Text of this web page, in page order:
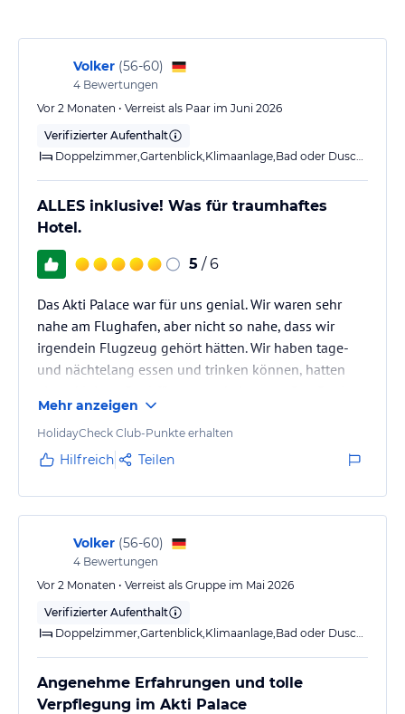
(eco beheizt), Fitnessraum
Minimarkt
Allgemeine und unverbindliche
Hoteliers-/Veranstalter-/Kataloginformationen. Alle Angaben
ohne Gewähr und ohne Prüfung durch HolidayCheck. Bitte
lies vor der Buchung die verbindlichen Angebotsdetailsdes
jeweiligen Veranstalters.
Volker (56-60)
4 Bewertungen
Vor 2 Monaten • Verreist als Paar im Juni 2026
Verifizierter Aufenthalt
ALLES inklusive! Was für traumhaftes
Hotel.
5 / 6
Das Akti Palace war für uns genial. Wir waren sehr
nahe am Flughafen, aber nicht so nahe, dass wir
irgendein Flugzeug gehört hätten. Wir haben tage-
und nächtelang essen und trinken können, hatten
und das Meer zur Verfügung.
Kos ist eine wunderschöne kleine Insel, und wir
waren alle sehr beeindruckt von der Insel und den
Warum es nicht die volle Punktzahl gibt?
Die Cocktails waren nicht einzeln gemischt und die
Anlage war nicht mehr ganz neu.…
Mehr anzeigen
HolidayCheck Club-Punkte erhalten
Hilfreich Teilen
Volker (56-60)
4 Bewertungen
Vor 2 Monaten • Verreist als Gruppe im Mai 2026
Verifizierter Aufenthalt
Angenehme Erfahrungen und tolle
Verpflegung im Akti Palace